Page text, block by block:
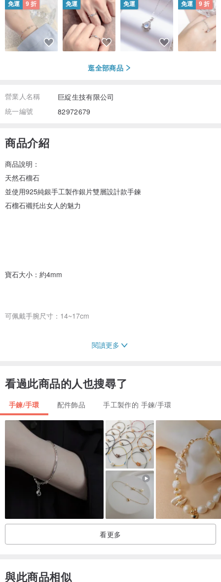
免運 9 折 免運 免運 免運 9 折
逛全部商品
營業人名稱
巨綻生技有限公司
統一編號
82972679
商品介紹
商品說明：
天然石榴石
並使用925純銀手工製作銀片雙層設計款手鍊
石榴石襯托出女人的魅力
寶石大小：約4mm
可佩戴手腕尺寸：14~17cm
包裝方式：手鍊盒、拭銀布、包裝提袋
石榴石功效:
1、石榴石可以使人充滿自信，對抗憂鬱，能夠幫助人面對過去的創傷
回憶，消除人心中的煩惱，帶來愉快喜悅的心情
閱讀更多
看過此商品的人也搜尋了
手鍊/手環 配件飾品 手工製作的 手鍊/手環
看更多
與此商品相似